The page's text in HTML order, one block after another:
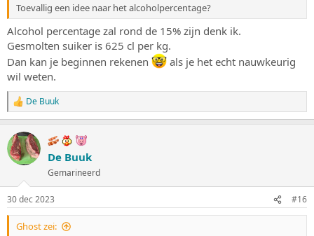
Toevallig een idee naar het alcoholpercentage?
Alcohol percentage zal rond de 15% zijn denk ik.
Gesmolten suiker is 625 cl per kg.
Dan kan je beginnen rekenen
als je het echt nauwkeurig
wil weten.
W
a
r
d
e
i
n
g
e
n
De Buuk
De Buuk
Gemarineerd
30 dec 2023 #16
Ghost zei: